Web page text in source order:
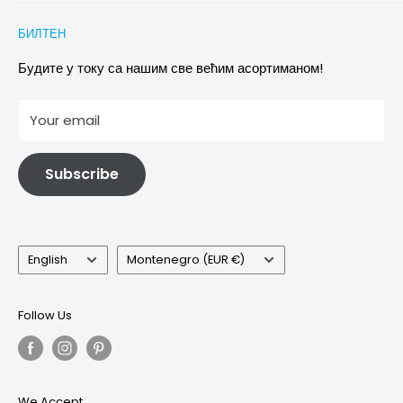
Images & references
Политика отказивања
Услови
Информације о електричној и електронској опреми
БИЛТЕН
Будите у току са нашим све већим асортиманом!
Your email
Subscribe
Language
English Country/region
Montenegro (EUR €)
Follow Us